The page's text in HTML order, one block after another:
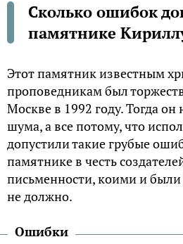
Сколько ошибок
памятнике
Этот памятник известным
проповедникам был
Москве в 1992 году. Тогда он
шума, а все потому, что
допустили такие грубые
памятнике в честь
письменности, коими и
не должно.
Ошибки